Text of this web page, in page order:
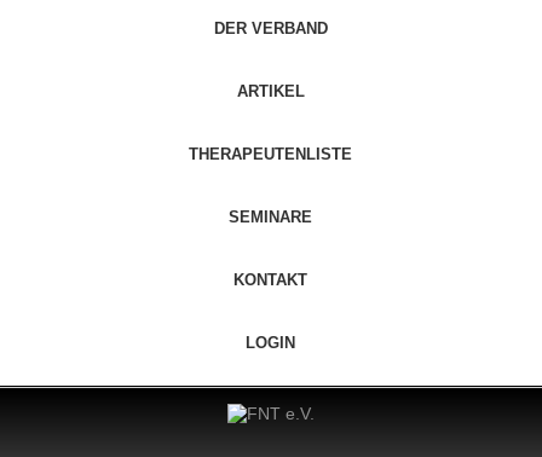
DER VERBAND
ARTIKEL
THERAPEUTENLISTE
SEMINARE
KONTAKT
LOGIN